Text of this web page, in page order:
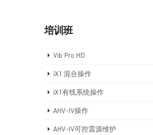
培训班
Vib Pro HD
iX1 混合操作
iX1有线系统操作
AHV-IV操作
AHV-IV可控震源维护